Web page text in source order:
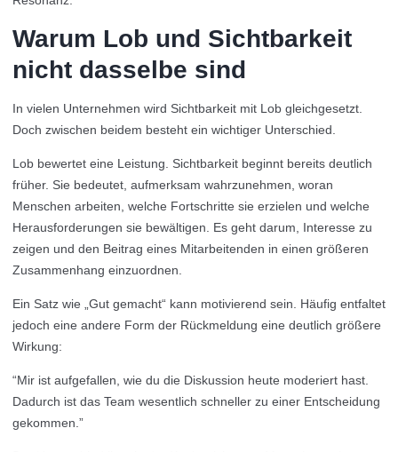
Warum Lob und Sichtbarkeit
nicht dasselbe sind
In vielen Unternehmen wird Sichtbarkeit mit Lob gleichgesetzt.
Doch zwischen beidem besteht ein wichtiger Unterschied.
Lob bewertet eine Leistung. Sichtbarkeit beginnt bereits deutlich
früher. Sie bedeutet, aufmerksam wahrzunehmen, woran
Menschen arbeiten, welche Fortschritte sie erzielen und welche
Herausforderungen sie bewältigen. Es geht darum, Interesse zu
zeigen und den Beitrag eines Mitarbeitenden in einen größeren
Zusammenhang einzuordnen.
Ein Satz wie „Gut gemacht“ kann motivierend sein. Häufig entfaltet
jedoch eine andere Form der Rückmeldung eine deutlich größere
Wirkung:
“Mir ist aufgefallen, wie du die Diskussion heute moderiert hast.
Dadurch ist das Team wesentlich schneller zu einer Entscheidung
gekommen.”